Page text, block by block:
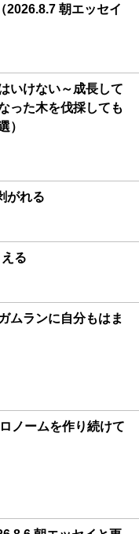
2026.8.7 朝エッセイ
いけない～成長して
った木を伐採しても
）
がれる
る
ムランに自分もはま
ノームを作り続けて